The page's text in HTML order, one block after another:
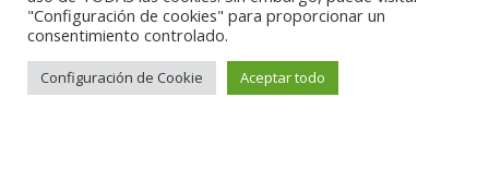
Puedes encontrarnos por: Maquinaria tratamiento de
"Configuración de cookies" para proporcionar un
consentimiento controlado.
Configuración de Cookie Aceptar todo